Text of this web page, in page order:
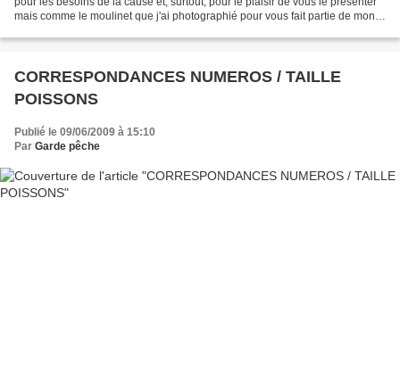
mais comme le moulinet que j'ai photographié pour vous fait partie de mon
CORRESPONDANCES NUMEROS / TAILLE
POISSONS
Publié le 09/06/2009 à 15:10
Par Garde pêche